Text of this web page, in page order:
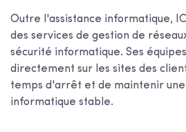
Outre l'assistance informatique,
des services de gestion de
sécurité informatique. Ses
directement sur les sites des
temps d'arrêt et de maintenir
informatique stable.